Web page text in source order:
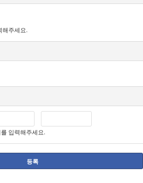
해주세요.
입력해주세요.